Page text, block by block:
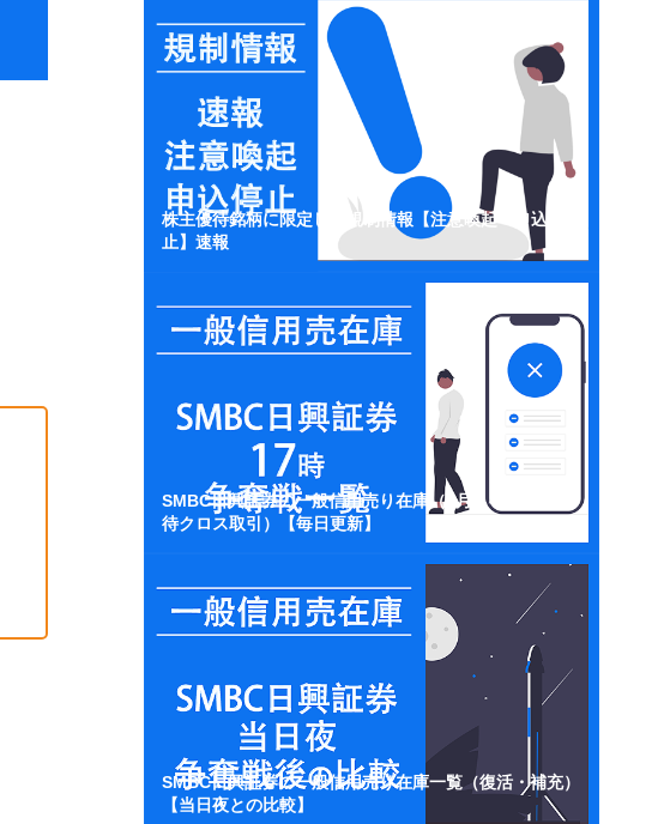
株主優待銘柄に限定した規制情報【注意喚起・申込停
止】速報
SMBC日興証券の一般信用売り在庫（3月・4月・5月優
待クロス取引）【毎日更新】
SMBC日興証券の一般信用売り在庫一覧（復活・補充）
【当日夜との比較】